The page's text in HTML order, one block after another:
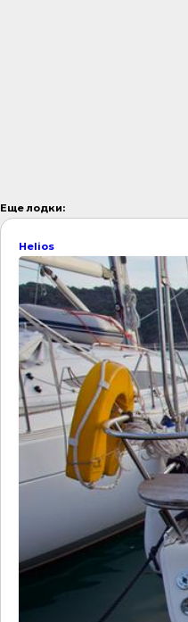
Еще лодки:
Helios